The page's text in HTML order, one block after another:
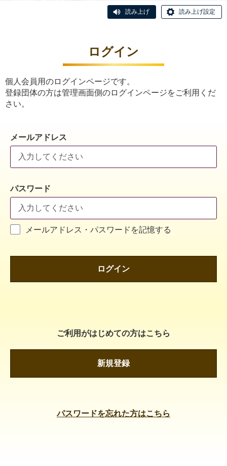
読み上げ 読み上げ設定
ログイン
個人会員用のログインページです。
登録団体の方は管理画面側のログインページをご利用くだ
さい。
メールアドレス
パスワード
メールアドレス・パスワードを記憶する
ログイン
ご利用がはじめての方はこちら
新規登録
パスワードを忘れた方はこちら